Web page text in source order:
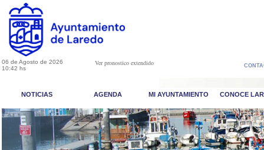
06 de Agosto de 2026
10:42 hs
Ver pronostico extendido
NOTICIAS AGENDA MI AYUNTAMIENTO CONOCE